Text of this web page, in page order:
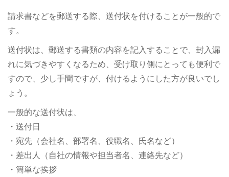
請求書などを郵送する際、送付状を付けることが一般的で
す。
送付状は、郵送する書類の内容を記入することで、封入漏
れに気づきやすくなるため、受け取り側にとっても便利で
すので、少し手間ですが、付けるようにした方が良いでし
ょう。
一般的な送付状は、
・送付日
・宛先（会社名、部署名、役職名、氏名など）
・差出人（自社の情報や担当者名、連絡先など）
・簡単な挨拶